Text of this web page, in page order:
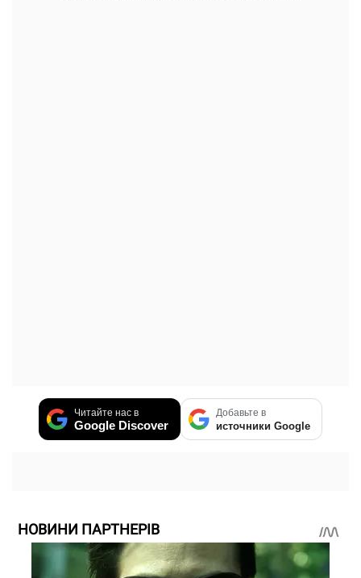
Читайте нас в
Google Discover
Добавьте в
источники Google
НОВИНИ ПАРТНЕРІВ